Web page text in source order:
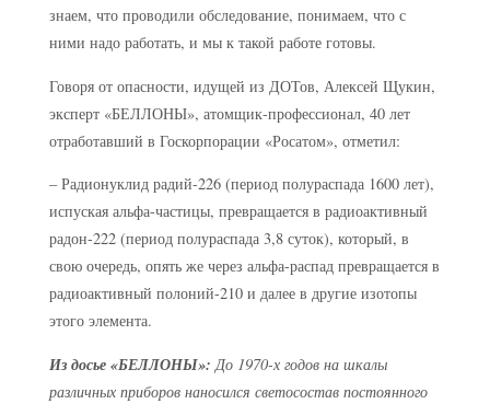
знаем, что проводили обследование, понимаем, что с
ними надо работать, и мы к такой работе готовы.
Говоря от опасности, идущей из ДОТов, Алексей Щукин,
эксперт «БЕЛЛОНЫ», атомщик-профессионал, 40 лет
отработавший в Госкорпорации «Росатом», отметил:
– Радионуклид радий-226 (период полураспада 1600 лет),
испуская альфа-частицы, превращается в радиоактивный
радон-222 (период полураспада 3,8 суток), который, в
свою очередь, опять же через альфа-распад превращается в
радиоактивный полоний-210 и далее в другие изотопы
этого элемента.
Из досье «БЕЛЛОНЫ»: До 1970-х годов на шкалы
различных приборов наносился светосостав постоянного